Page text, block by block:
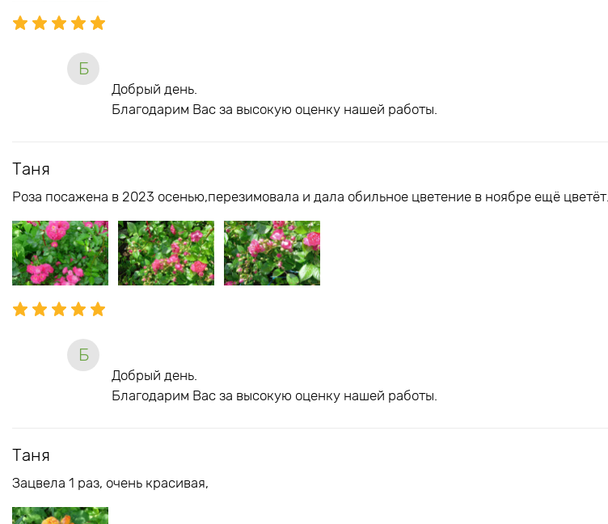
Б
Добрый день.
Благодарим Вас за высокую оценку нашей работы.
Таня
Роза посажена в 2023 осенью,перезимовала и дала обильное цветение в ноябре ещё цветёт.
Б
Добрый день.
Благодарим Вас за высокую оценку нашей работы.
Таня
Зацвела 1 раз, очень красивая,